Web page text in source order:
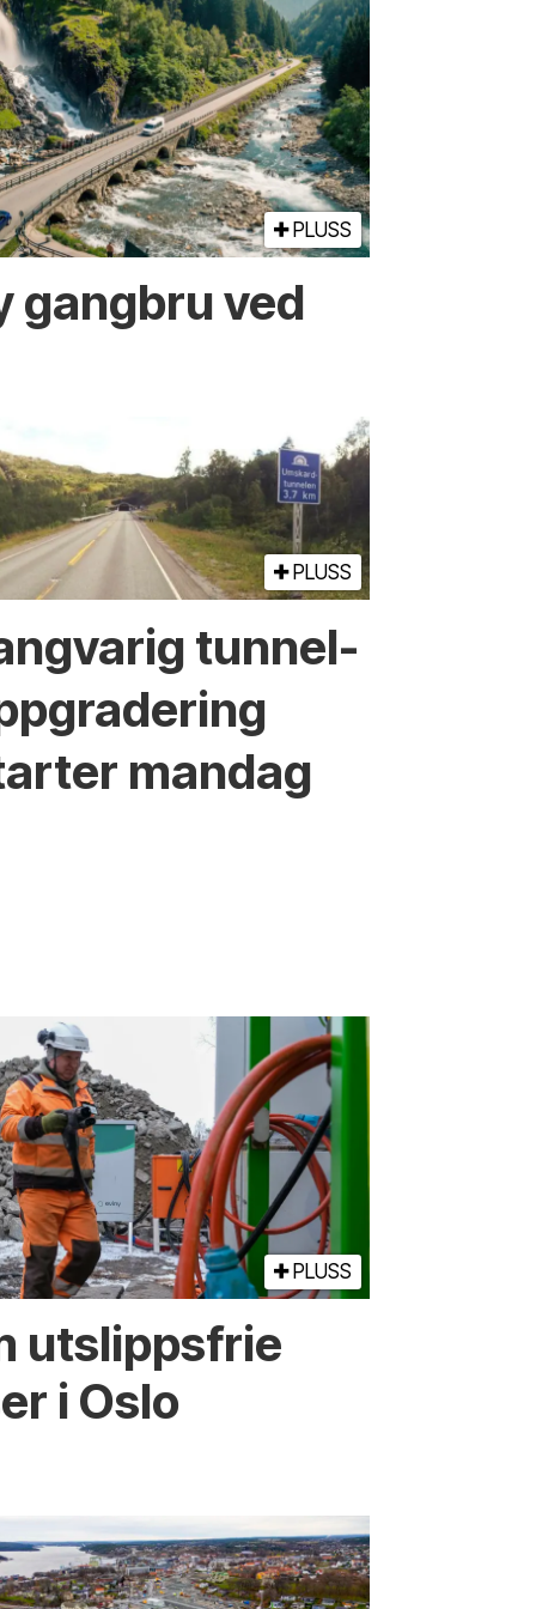
PLUSS
gangbru ved
PLUSS
tunnel­
mandag
PLUSS
utslippsfrie
i Oslo